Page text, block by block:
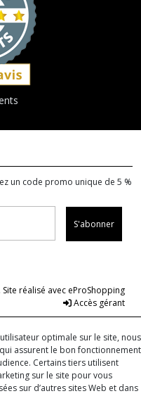
un code promo unique de 5 %
S'abonner
réalisé avec eProShopping
Accès gérant
optimale sur le site, nous
assurent le bon fonctionnement
Certains tiers utilisent
sur le site pour vous
sur d’autres sites Web et dans